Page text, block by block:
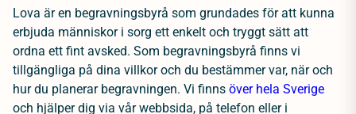
Lova är en begravningsbyrå som grundades för att kunna
erbjuda människor i sorg ett enkelt och tryggt sätt att
ordna ett fint avsked. Som begravningsbyrå finns vi
tillgängliga på dina villkor och du bestämmer var, när och
hur du planerar begravningen. Vi finns över hela Sverige
och hjälper dig via vår webbsida, på telefon eller i